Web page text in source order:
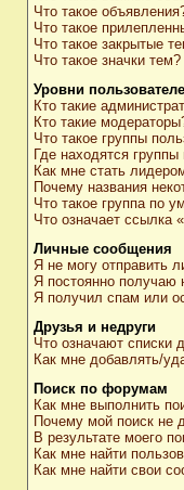
Что такое
Что такое
Что такое закрытые
Что такое значки тем?
Уровни
Кто такие
Кто такие
Что такое группы
Где находятся
Как мне стать
Почему названия
Что такое группа по
Что означает ссылка
Личные сообщения
Я не могу отправить
Я постоянно получаю
Я получил спам или
Друзья и недруги
Что означают списки
Как мне добавлять/
Поиск по форумам
Как мне выполнить
Почему мой поиск не
В результате моего
Как мне найти
Как мне найти свои